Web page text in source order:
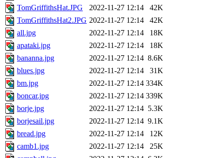
TomGriffithsHat.JPG
2022-11-27 12:14
42K
TomGriffithsHat2.JPG 2022-11-27 12:14
42K
all.jpg
2022-11-27 12:14
18K
apataki.jpg
2022-11-27 12:14
18K
bananna.jpg
2022-11-27 12:14 8.6K
blues.jpg
2022-11-27 12:14
31K
bm.jpg
2022-11-27 12:14 334K
boncar.jpg
2022-11-27 12:14 339K
borje.jpg
2022-11-27 12:14 5.3K
borjesail.jpg
2022-11-27 12:14 9.1K
bread.jpg
2022-11-27 12:14
12K
camb1.jpg
2022-11-27 12:14
25K